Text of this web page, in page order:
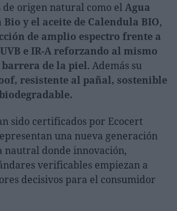
origen natural como elAgua
y el aceite de Calendula BIO,
de amplio espectro frente a
e IR-A reforzando al mismo
de la piel. Además su
resistente al pañal, sostenible
sido certificados por Ecocert
una nueva generación
nautral donde innovación,
verificables empiezan a
decisivos para el consumidor